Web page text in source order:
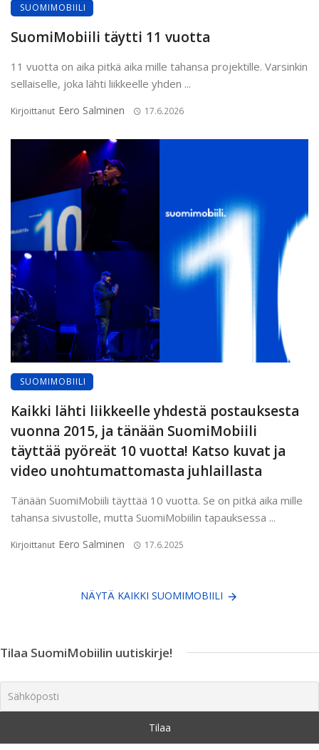
SUOMIMOBIILI
SuomiMobiili täytti 11 vuotta
11 vuotta on aika pitkä aika mille tahansa projektille. Varsinkin
sellaiselle, joka lähti liikkeelle yhden ...
Kirjoittanut Eero Salminen 17.6.2026
SUOMIMOBIILI
Kaikki lähti liikkeelle yhdestä postauksesta
vuonna 2015, ja tänään SuomiMobiili
täyttää pyöreät 10 vuotta! Katso kuvat ja
video unohtumattomasta juhlaillasta
Tänään SuomiMobiili täyttää 10 vuotta. Se on pitkä aika mille
tahansa sivustolle, mutta SuomiMobiilin tapauksessa ...
Kirjoittanut Eero Salminen 17.6.2025
NÄYTÄ KAIKKI SUOMIMOBIILI
Tilaa SuomiMobiilin uutiskirje!